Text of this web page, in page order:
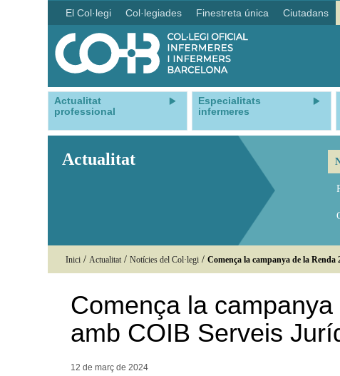
El Col·legi Col·legiades Finestreta única Ciutadans
Actualitat
professional
Especialitats
infermeres
Actualitat
Inici / Actualitat / Notícies del Col·legi / Comença la campanya de la
Comença la
amb COIB Serveis
12 de març de 2024